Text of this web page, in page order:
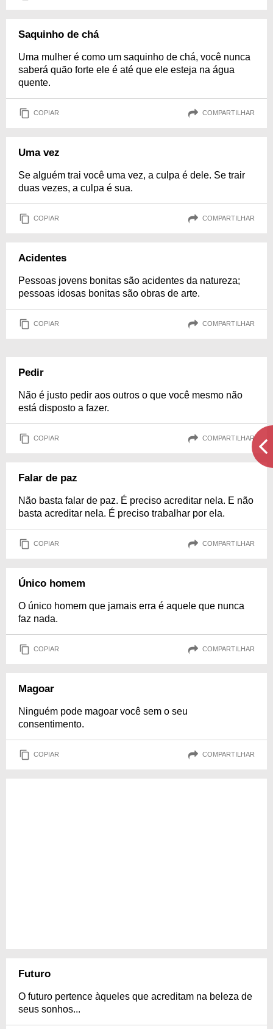
Saquinho de chá
Uma mulher é como um saquinho de chá, você nunca
saberá quão forte ele é até que ele esteja na água
quente.
COPIAR COMPARTILHAR
Uma vez
Se alguém trai você uma vez, a culpa é dele. Se trair
duas vezes, a culpa é sua.
COPIAR COMPARTILHAR
Acidentes
Pessoas jovens bonitas são acidentes da natureza;
pessoas idosas bonitas são obras de arte.
COPIAR COMPARTILHAR
Pedir
Não é justo pedir aos outros o que você mesmo não
está disposto a fazer.
COPIAR COMPARTILHAR
Falar de paz
Não basta falar de paz. É preciso acreditar nela. E não
basta acreditar nela. É preciso trabalhar por ela.
COPIAR COMPARTILHAR
Único homem
O único homem que jamais erra é aquele que nunca
faz nada.
COPIAR COMPARTILHAR
Magoar
Ninguém pode magoar você sem o seu
consentimento.
COPIAR COMPARTILHAR
Futuro
O futuro pertence àqueles que acreditam na beleza de
seus sonhos...